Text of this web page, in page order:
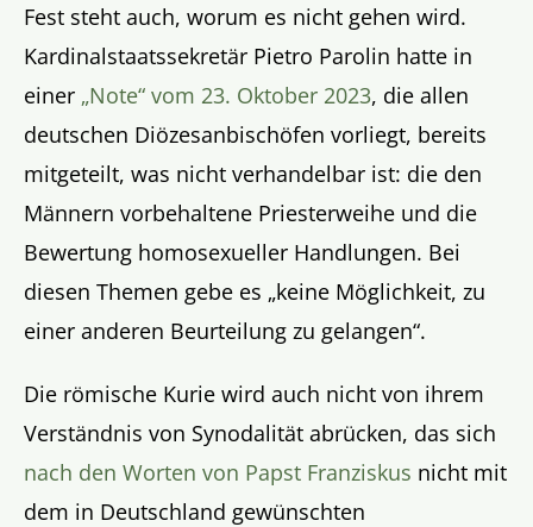
Fest steht auch, worum es nicht gehen wird.
Kardinalstaatssekretär Pietro Parolin hatte in
einer „Note“ vom 23. Oktober 2023, die allen
deutschen Diözesanbischöfen vorliegt, bereits
mitgeteilt, was nicht verhandelbar ist: die den
Männern vorbehaltene Priesterweihe und die
Bewertung homosexueller Handlungen. Bei
diesen Themen gebe es „keine Möglichkeit, zu
einer anderen Beurteilung zu gelangen“.
Die römische Kurie wird auch nicht von ihrem
Verständnis von Synodalität abrücken, das sich
nach den Worten von Papst Franziskus nicht mit
dem in Deutschland gewünschten